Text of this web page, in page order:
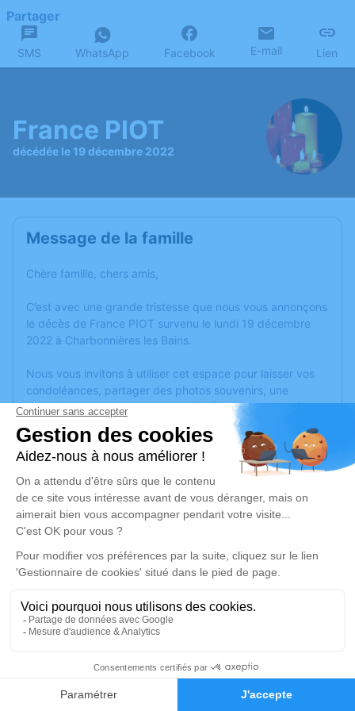
Faire-part Hommages
Partager
SMS WhatsApp Facebook E-mail Lien
France PIOT
décédée le 19 décembre 2022
Message de la famille
Chère famille, chers amis,
C’est avec une grande tristesse que nous vous annonçons
le décès de France PIOT survenu le lundi 19 décembre
2022 à Charbonnières les Bains.
Nous vous invitons à utiliser cet espace pour laisser vos
condoléances, partager des photos souvenirs, une
anecdote ou exprimer vos pensées à travers des poèmes
ou des textes. Cet endroit est un lieu d'expression dédié à
honorer la mémoire de France PIOT.
Un service de plantation d’arbre hommage estdisponible
jeudi 29 décembre 2022 à 10h30
Paroisse Catholique Notre Dame de
l'Assomption avenue Denis Delorme